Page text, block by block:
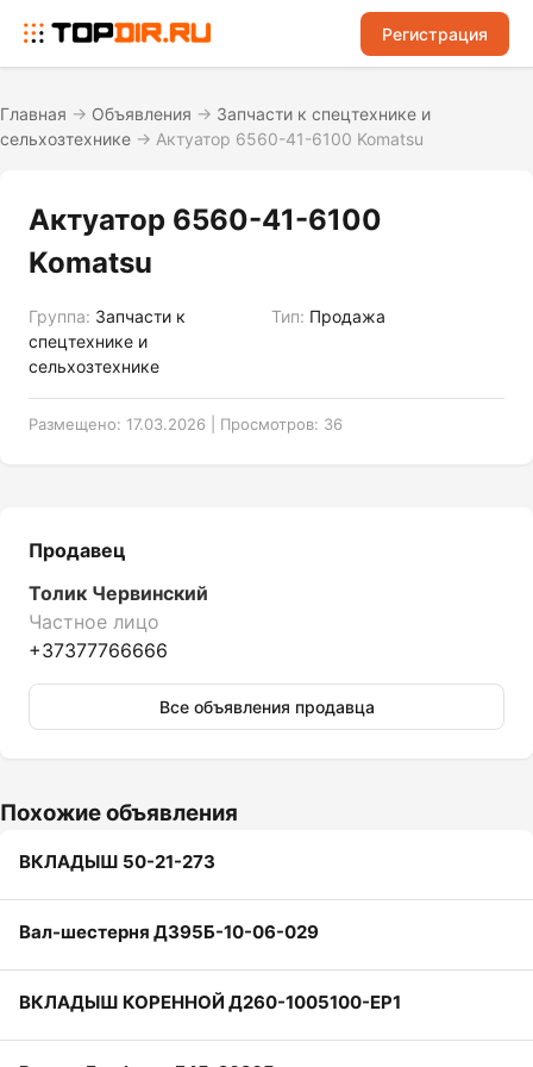
Регистрация
Главная → Объявления → Запчасти к спецтехнике и
сельхозтехнике → Актуатор 6560-41-6100 Komatsu
Актуатор 6560-41-6100
Komatsu
Группа: Запчасти к
спецтехнике и
сельхозтехнике
Тип: Продажа
Размещено: 17.03.2026 | Просмотров: 36
Продавец
Толик Червинский
Частное лицо
+37377766666
Все объявления продавца
Похожие объявления
ВКЛАДЫШ 50-21-273
Вал-шестерня ДЗ95Б-10-06-029
ВКЛАДЫШ КОРЕННОЙ Д260-1005100-ЕР1